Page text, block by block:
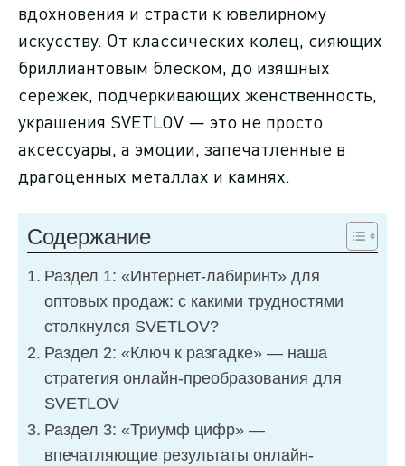
Как достигаем
результата
Подарок на 2025 год
вдохновения и страсти к ювелирному
искусству. От классических колец, сияющих
бриллиантовым блеском, до изящных
сережек, подчеркивающих женственность,
украшения SVETLOV — это не просто
аксессуары, а эмоции, запечатленные в
драгоценных металлах и камнях.
Содержание
Раздел 1: «Интернет-лабиринт» для
оптовых продаж: с какими трудностями
столкнулся SVETLOV?
Раздел 2: «Ключ к разгадке» — наша
стратегия онлайн-преобразования для
SVETLOV
Раздел 3: «Триумф цифр» —
впечатляющие результаты онлайн-